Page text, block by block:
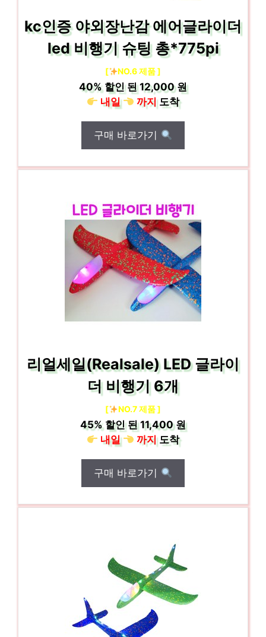
kc인증 야외장난감 에어글라이더
led 비행기 슈팅 총*775pi
[ NO.6 제품 ]
40%할인 된12,000 원
내일
까지도착
구매 바로가기
리얼세일(Realsale) LED 글라이
더 비행기 6개
[ NO.7 제품 ]
45%할인 된11,400 원
내일
까지도착
구매 바로가기